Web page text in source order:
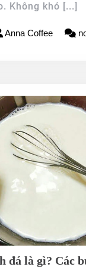
Không khó [...]
Anna Coffee
đá là gì? Các